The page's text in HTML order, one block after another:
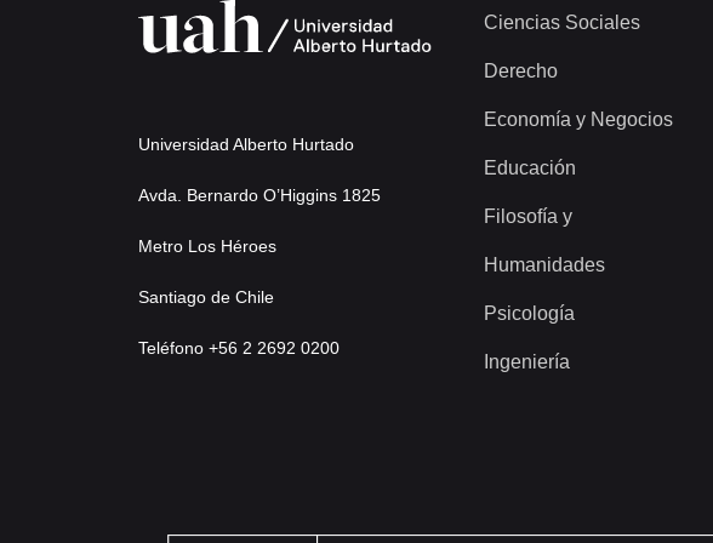
Universidad Alberto Hurtado
Avda. Bernardo O’Higgins 1825
Metro Los Héroes
Santiago de Chile
Teléfono +56 2 2692 0200
Ciencias Sociales
Derecho
Economía y Negocios
Educación
Filosofía y
Humanidades
Psicología
Ingeniería